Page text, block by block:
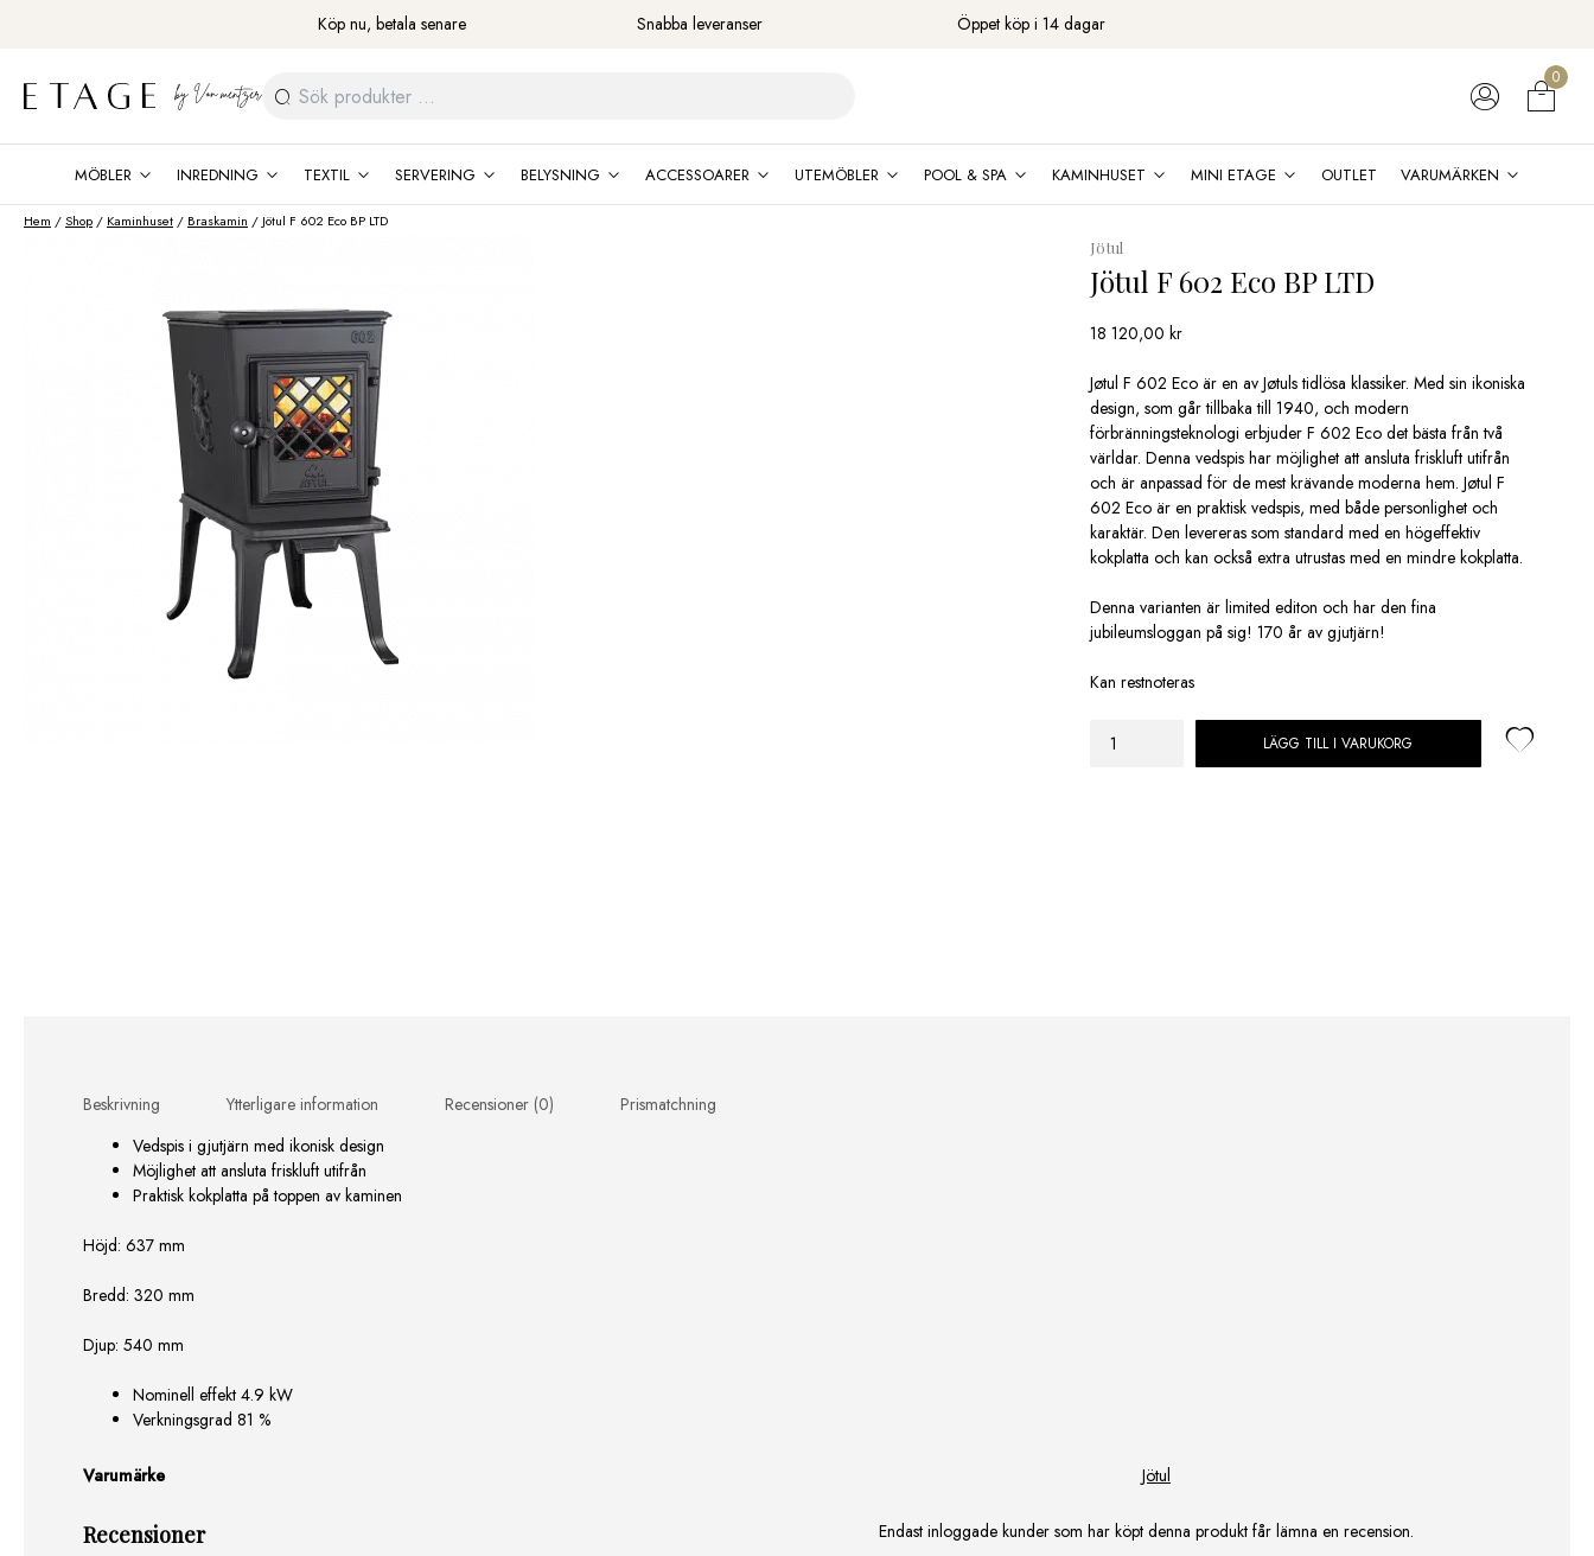
Köp nu, betala senare Snabba leveranser Öppet köp i 14 dagar
Sök
efter:
0
MÖBLER INREDNING TEXTIL SERVERING BELYSNING ACCESSOARER UTEMÖBLER POOL & SPA KAMINHUSET MINI ETAGE OUTLET VARUMÄRKEN
Hem /Shop / Kaminhuset / Braskamin / Jötul F 602 Eco BP LTD
Jötul
Jötul F 602 Eco BP LTD
18 120,00kr
Jøtul F 602 Eco är en av Jøtuls tidlösa klassiker. Med sin ikoniska
design, som går tillbaka till 1940, och modern
förbränningsteknologi erbjuder F 602 Eco det bästa från två
världar. Denna vedspis har möjlighet att ansluta friskluft utifrån
och är anpassad för de mest krävande moderna hem. Jøtul F
602 Eco är en praktisk vedspis, med både personlighet och
karaktär. Den levereras som standard med en högeffektiv
kokplatta och kan också extra utrustas med en mindre kokplatta.
Denna varianten är limited editon och har den fina
jubileumsloggan på sig! 170 år av gjutjärn!
Kan restnoteras
Jötul
LÄGG TILL I VARUKORG
Beskrivning Ytterligare information Recensioner (0)
Prismatchning
Vedspis i gjutjärn med ikonisk design
Möjlighet att ansluta friskluft utifrån
Praktisk kokplatta på toppen av kaminen
Höjd: 637 mm
Bredd: 320 mm
Djup: 540 mm
Nominell effekt 4.9 kW
Verkningsgrad 81 %
Varumärke Jötul
Recensioner Endast inloggade kunder som har köpt denna produkt får lämna en recension.